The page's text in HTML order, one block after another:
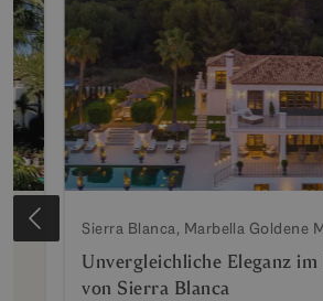
Sierra Blanca, Marbella Goldene
Unvergleichliche Eleganz im
von Sierra Blanca